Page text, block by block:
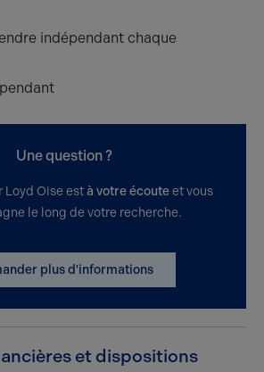
indépendant chaque
Une question ?
Loyd Oise est à votre écouteet vous
le long de votre recherche.
plus d'informations
et dispositions